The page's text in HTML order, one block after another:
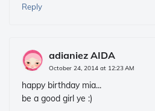
Reply
adianiez AIDA
October 24, 2014 at 12:23 AM
happy birthday mia...
be a good girl ye :)